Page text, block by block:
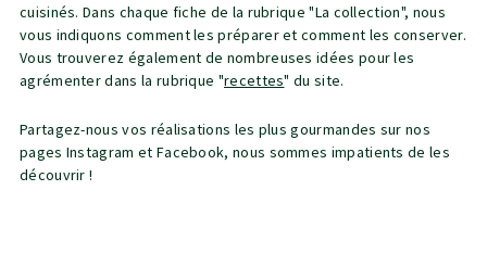
cuisinés. Dans chaque fiche de la rubrique "La collection", nous
vous indiquons comment les préparer et comment les conserver.
Vous trouverez également de nombreuses idées pour les
agrémenter dans la rubrique "recettes" du site.
Partagez-nous vos réalisations les plus gourmandes sur nos
pages Instagram et Facebook, nous sommes impatients de les
découvrir !